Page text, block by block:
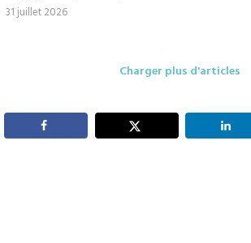
31 juillet 2026
Charger plus d'articles